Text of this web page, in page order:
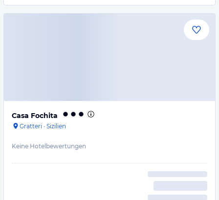
Casa Fochita
Gratteri · Sizilien
Keine Hotelbewertungen